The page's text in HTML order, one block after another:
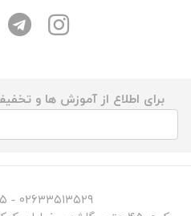
برای اطلاع از آموزش ها و
۰۲۶۳۳۵۱۳۵۲۹ - ۰۲۶۳۳۵۳۴۳۱۵